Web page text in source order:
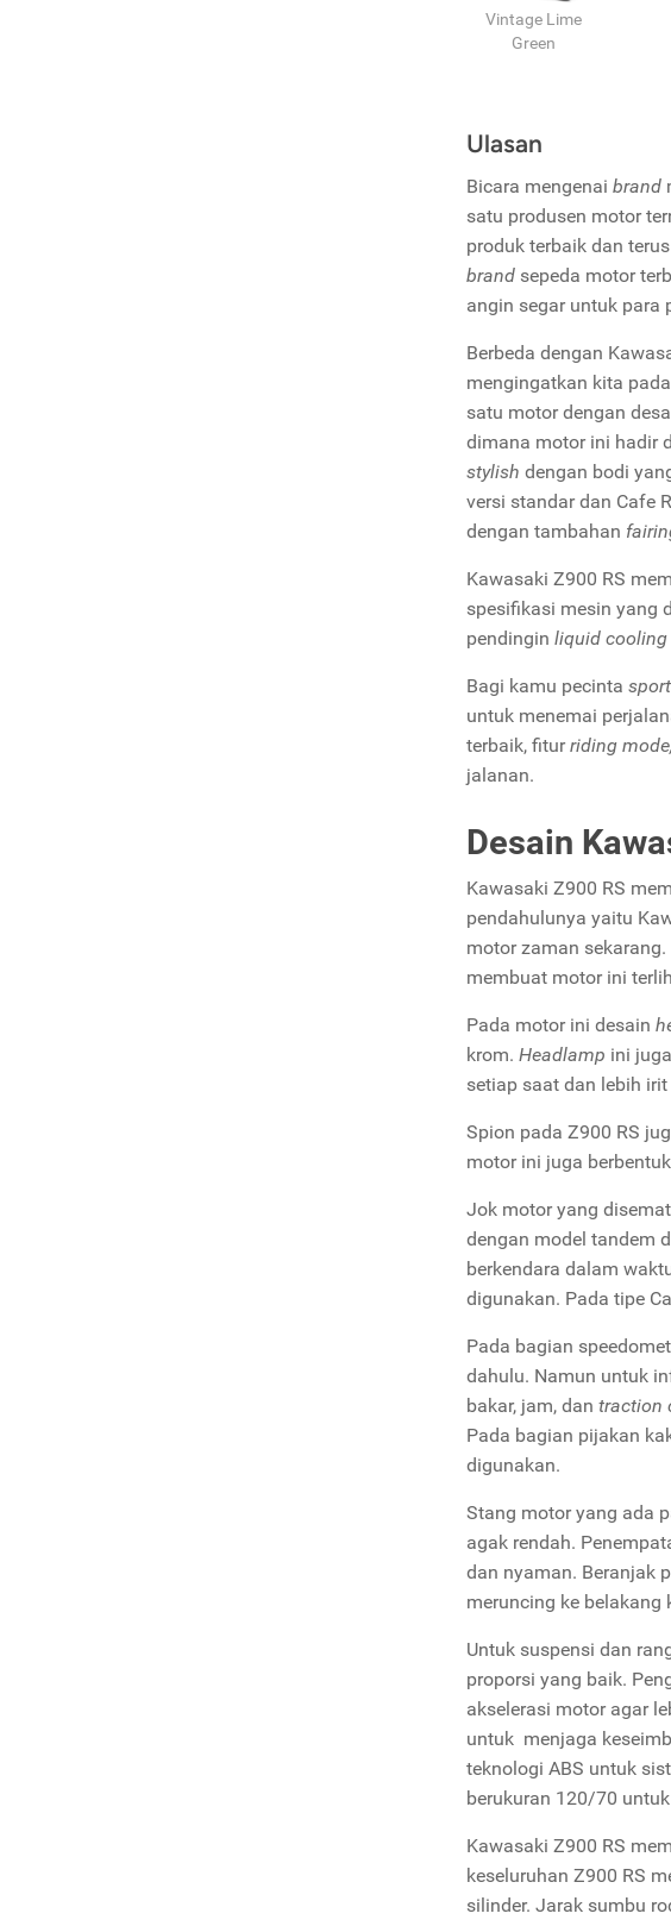
Vintage Lime
Green
Ulasan
Bicara mengenai brand
satu produsen motor
produk terbaik dan
brand sepeda motor
angin segar untuk para
Berbeda dengan
mengingatkan kita
satu motor dengan
dimana motor ini hadir
stylish dengan bodi
versi standar dan Cafe
dengan tambahan
Kawasaki Z900 RS
spesifikasi mesin yang
pendingin liquid cooling
Bagi kamu pecinta
untuk menemai
terbaik, fiturriding mode,
jalanan.
Desain
Kawasaki Z900 RS
pendahulunya yaitu
motor zaman
membuat motor ini
Pada motor ini desain
krom. Headlamp ini
setiap saat dan lebih irit
Spion pada Z900 RS
motor ini juga berbentuk
Jok motor yang
dengan model tandem
berkendara dalam
digunakan. Pada tipe
Pada bagian
dahulu. Namun untuk
bakar, jam, dan traction
Pada bagian pijakan
digunakan.
Stang motor yang ada
agak rendah.
dan nyaman. Beranjak
meruncing ke
Untuk suspensi dan
proporsi yang baik.
akselerasi motor agar
untuk menjaga
teknologi ABS untuk
berukuran 120/70
Kawasaki Z900 RS
keseluruhan Z900 RS
silinder. Jarak sumbu